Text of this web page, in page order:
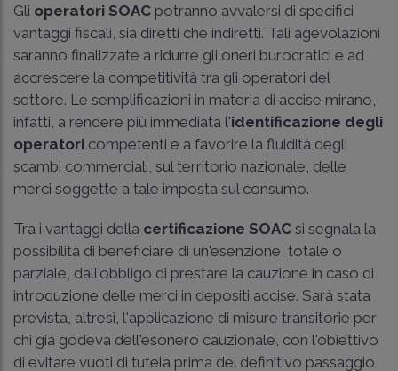
Gli operatori SOAC potranno avvalersi di specifici
vantaggi fiscali, sia diretti che indiretti. Tali agevolazioni
saranno finalizzate a ridurre gli oneri burocratici e ad
accrescere la competitività tra gli operatori del
settore. Le semplificazioni in materia di accise mirano,
infatti, a rendere più immediata l'identificazione degli
operatori competenti e a favorire la fluidità degli
scambi commerciali, sul territorio nazionale, delle
merci soggette a tale imposta sul consumo.
Tra i vantaggi della certificazione SOAC si segnala la
possibilità di beneficiare di un'esenzione, totale o
parziale, dall'obbligo di prestare la cauzione in caso di
introduzione delle merci in depositi accise. Sarà stata
prevista, altresì, l'applicazione di misure transitorie per
chi già godeva dell'esonero cauzionale, con l'obiettivo
di evitare vuoti di tutela prima del definitivo passaggio